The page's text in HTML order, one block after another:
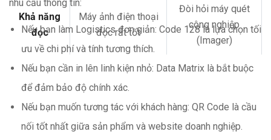
Khả năng
đọc
Máy ảnh điện thoại
đọc rất tốt
Đòi hỏi máy quét
công nghiệp
(Imager)
nhu cầu thông tin:
Nếu bạn làm Logistics đơn giản: Code 128 là lựa chọn tối
ưu về chi phí và tính tương thích.
Nếu bạn cần in lên linh kiện nhỏ: Data Matrix là bắt buộc
để đảm bảo độ chính xác.
Nếu bạn muốn tương tác với khách hàng: QR Code là cầu
nối tốt nhất giữa sản phẩm và website doanh nghiệp.